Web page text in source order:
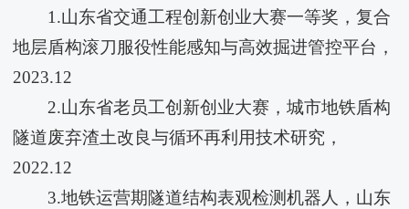
1.山东省交通工程创新创业大赛一等奖，复合
地层盾构滚刀服役性能感知与高效掘进管控平台，
2023.12
2.山东省老员工创新创业大赛，城市地铁盾构
隧道废弃渣土改良与循环再利用技术研究，
2022.12
3.地铁运营期隧道结构表观检测机器人，山东